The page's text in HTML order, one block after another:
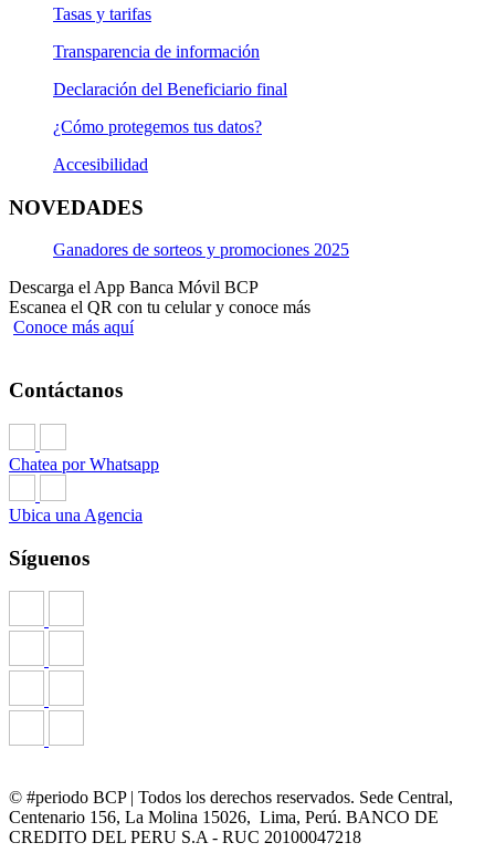
Tasas y tarifas
Transparencia de información
Declaración del Beneficiario final
¿Cómo protegemos tus datos?
Accesibilidad
NOVEDADES
Ganadores de sorteos y promociones 2025
Descarga el App Banca Móvil BCP
Escanea el QR con tu celular y conoce más
Conoce más aquí
Contáctanos
Chatea por Whatsapp
Ubica una Agencia
Síguenos
© #periodo BCP | Todos los derechos reservados. Sede Central,
Centenario 156, La Molina 15026, Lima, Perú. BANCO DE
CREDITO DEL PERU S.A - RUC 20100047218